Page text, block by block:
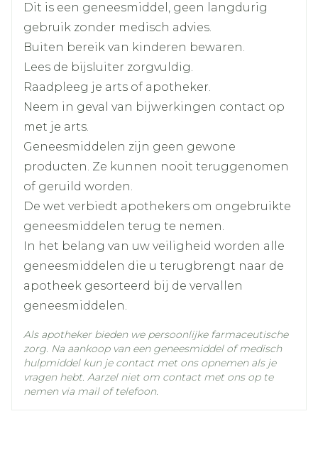
van de inname van venlafaxine voordat u een
MAO-remmer inneemt (zie ook de rubrieken
"Serotoninesyndroom" en "Gebruikt u nog
andere geneesmiddelen?").
dosisverhogingen om de 2 weken (min. 4
dagen)
Max. dosis: 225 mg/dag
Startdosis: 37,5 mg, 1x /dag, gedurende 7
dagen
Indien nodig, stapsgewijze
dosisverhogingen om de 2 weken
Max. dosis: 225 mg/dag
Stapsgewijs afbouwen gedurende 1 tot 2
weken
Capsules in hun geheel en samen met
voedsel innemen
Ofwel 's morgens, ofwel 's avonds maar
steeds op ongeveer hetzelfde moment elke
dag
geplet, gekauwd of opgelost
Breedte 68 mm
Lengte
Diepte 81 mm
Hoeveelheid
Verpakking
56
Actieve
Ingrediënten
Behoud
Kamertemperatuur (15°C -
25°C)
Dit is een geneesmiddel, geen langdurig
gebruik zonder medisch advies.
Buiten bereik van kinderen bewaren.
Lees de bijsluiter zorgvuldig.
Raadpleeg je arts of apotheker.
Neem in geval van bijwerkingen contact op
met je arts.
Geneesmiddelen zijn geen gewone
producten. Ze kunnen nooit teruggenomen
of geruild worden.
De wet verbiedt apothekers om ongebruikte
geneesmiddelen terug te nemen.
In het belang van uw veiligheid worden alle
geneesmiddelen die u terugbrengt naar de
apotheek gesorteerd bij de vervallen
geneesmiddelen.
Als apotheker bieden we persoonlijke farmaceutische
zorg. Na aankoop van een geneesmiddel of medisch
hulpmiddel kun je contact met ons opnemen als je
vragen hebt. Aarzel niet om contact met ons op te
nemen via mail of telefoon.